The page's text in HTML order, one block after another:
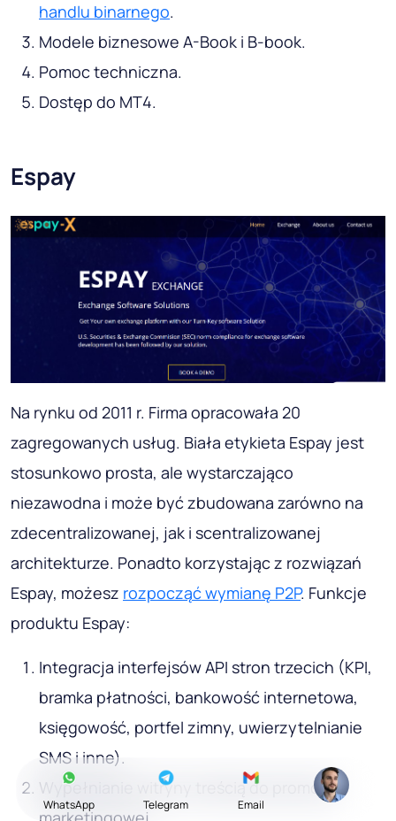
handlu binarnego.
Modele biznesowe A-Book i B-book.
Pomoc techniczna.
Dostęp do MT4.
Espay
Na rynku od 2011 r. Firma opracowała 20
zagregowanych usług. Biała etykieta Espay jest
stosunkowo prosta, ale wystarczająco
niezawodna i może być zbudowana zarówno na
zdecentralizowanej, jak i scentralizowanej
architekturze. Ponadto korzystając z rozwiązań
Espay, możesz rozpocząć wymianę P2P. Funkcje
produktu Espay:
Integracja interfejsów API stron trzecich (KPI,
bramka płatności, bankowość internetowa,
księgowość, portfel zimny, uwierzytelnianie
SMS i inne).
Wypełnianie witryny treścią do promocji
WhatsApp Telegram Email